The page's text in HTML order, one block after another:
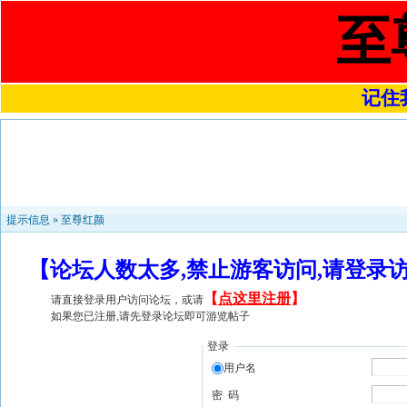
至
记住
提示信息 » 至尊红颜
【论坛人数太多,禁止游客访问,请登
请直接登录用户访问论坛，或请 【 点这里注册】
如果您已注册,请先登录论坛即可游览帖子
登录
用户名
密 码